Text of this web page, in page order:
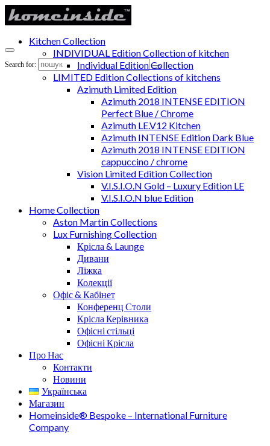
Search for:
Kitchen Collection
INDIVIDUAL Edition Collection of kitchen
Individual Edition Collection
LIMITED Edition Collections of kitchens
Azimuth Limited Edition
Azimuth 2018 INTENSE EDITION
Perfect Blue / Chrome
Azimuth LE.V12 Kitchen
Azimuth INTENSE Edition Dark Blue
Azimuth 2018 INTENSE EDITION
cappuccino / chrome
Vision Limited Edition Collection
V.I.S.I.O.N Gold – Luxury Edition LE
V.I.S.I.O.N blue Edition
Home Collection
Aston Martin Collections
Lux Furnishing Collection
Крісла & Launge
Дивани
Ліжка
Колекції
Офіс & Кабінет
Конференц Столи
Крісла Керівника
Офісні стільці
Офісні Крісла
Про Нас
Контакти
Новини
Українська
Магазин
Homeinside® Bespoke – International Furniture
Company